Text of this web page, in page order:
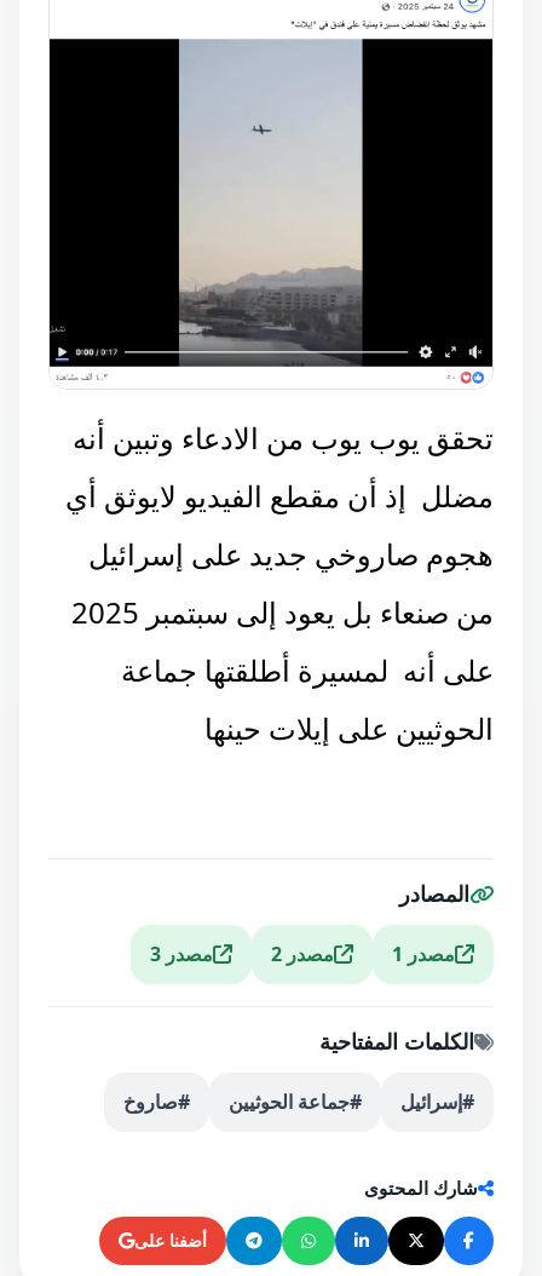
تحقق يوب يوب من الادعاء وتبين أنه
مضلل إذ أن مقطع الفيديو لايوثق أي
هجوم صاروخي جديد على إسرائيل
من صنعاء بل يعود إلى سبتمبر 2025
على أنه لمسيرة أطلقتها جماعة
الحوثيين على إيلات حينها
المصادر
مصدر 1 مصدر 2 مصدر 3
الكلمات المفتاحية
#إسرائيل #جماعة الحوثيين #صاروخ
شارك المحتوى
أضفنا على